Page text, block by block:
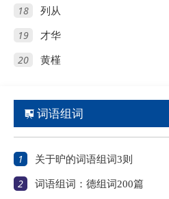
18 列从
19 才华
20 黄槿
 词语组词
1 关于昈的词语组词3则
2 词语组词：德组词200篇